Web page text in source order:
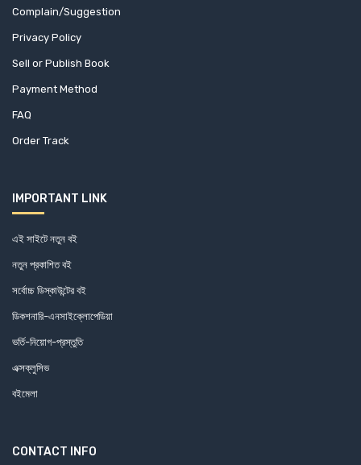
Complain/Suggestion
Privacy Policy
Sell or Publish Book
Payment Method
FAQ
Order Track
IMPORTANT LINK
এই সাইটে নতুন বই
নতুন প্রকাশিত বই
সর্বোচ্চ ডিস্কাউন্টের বই
ডিকশনারি-এনসাইক্লোপেডিয়া
ভর্তি-নিয়োগ-প্রস্তুতি
এক্সক্লুসিভ
বইমেলা
CONTACT INFO